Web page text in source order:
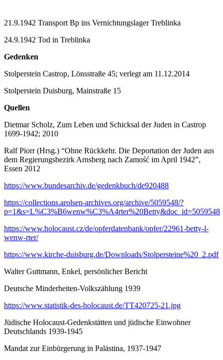
21.9.1942 Transport Bp ins Vernichtungslager Treblinka
24.9.1942 Tod in Treblinka
Gedenken
Stolperstein Castrop, Lönsstraße 45; verlegt am 11.12.2014
Stolperstein Duisburg, Mainstraße 15
Quellen
Dietmar Scholz, Zum Leben und Schicksal der Juden in Castrop
1699-1942; 2010
Ralf Piorr (Hrsg.) “Ohne Rückkehr. Die Deportation der Juden aus
dem Regierungsbezirk Arnsberg nach Zamość im April 1942”,
Essen 2012
https://www.bundesarchiv.de/gedenkbuch/de920488
https://collections.arolsen-archives.org/archive/5059548/?
p=1&s=L%C3%B6wenw%C3%A4rter%20Betty&doc_id=5059548
https://www.holocaust.cz/de/opferdatenbank/opfer/22961-betty-l-
wenw-rter/
https://www.kirche-duisburg.de/Downloads/Stolpersteine%20_2.pdf
Walter Guttmann, Enkel, persönlicher Bericht
Deutsche Minderheiten-Volkszählung 1939
https://www.statistik-des-holocaust.de/TT420725-21.jpg
Jüdische Holocaust-Gedenkstätten und jüdische Einwohner
Deutschlands 1939-1945
Mandat zur Einbürgerung in Palästina, 1937-1947